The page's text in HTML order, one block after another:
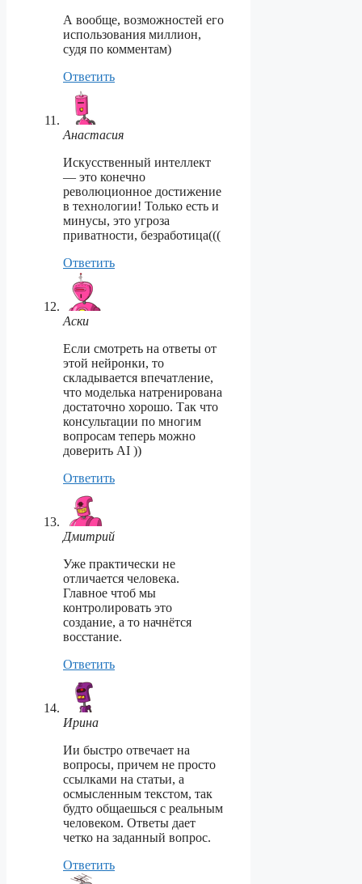
А вообще, возможностей его
использования миллион,
судя по комментам)
Ответить
Анастасия
Искусственный интеллект
— это конечно
революционное достижение
в технологии! Только есть и
минусы, это угроза
приватности, безработица(((
Ответить
Аски
Если смотреть на ответы от
этой нейронки, то
складывается впечатление,
что моделька натренирована
достаточно хорошо. Так что
консультации по многим
вопросам теперь можно
доверить AI ))
Ответить
Дмитрий
Уже практически не
отличается человека.
Главное чтоб мы
контролировать это
создание, а то начнётся
восстание.
Ответить
Ирина
Ии быстро отвечает на
вопросы, причем не просто
ссылками на статьи, а
осмысленным текстом, так
будто общаешься с реальным
человеком. Ответы дает
четко на заданный вопрос.
Ответить